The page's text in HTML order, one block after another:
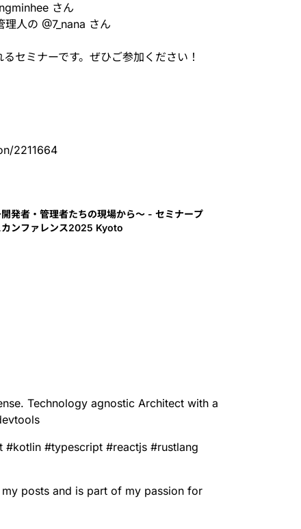
さん
理人の @7_nana さん
セミナーです。ぜひご参加ください！
2211664
発者・管理者たちの現場から〜 - セミナープ
ンファレンス2025 Kyoto
. Technology agnostic Architect with a
#kotlin #typescript #reactjs #rustlang
posts and is part of my passion for